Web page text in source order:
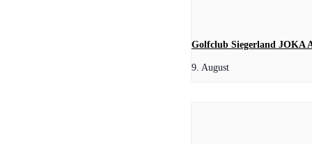
Golfclub Siegerland JOKA
9. August